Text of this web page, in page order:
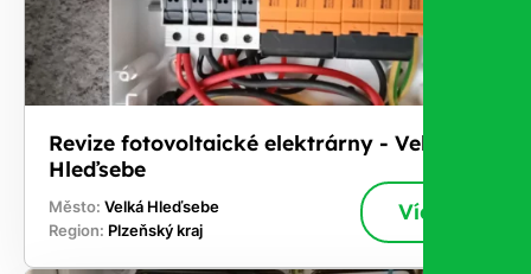
Revize fotovoltaické elektrárny - Velká
Hleďsebe
Město: Velká Hleďsebe
Region: Plzeňský kraj
Více